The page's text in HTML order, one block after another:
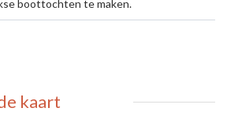
boottochten te maken.
kaart